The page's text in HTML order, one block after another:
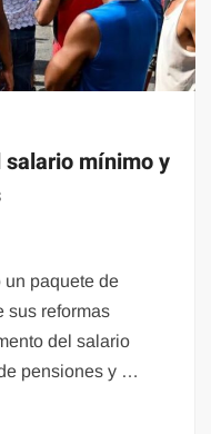
salario mínimo y
paquete de
sus reformas
del salario
pensiones y …